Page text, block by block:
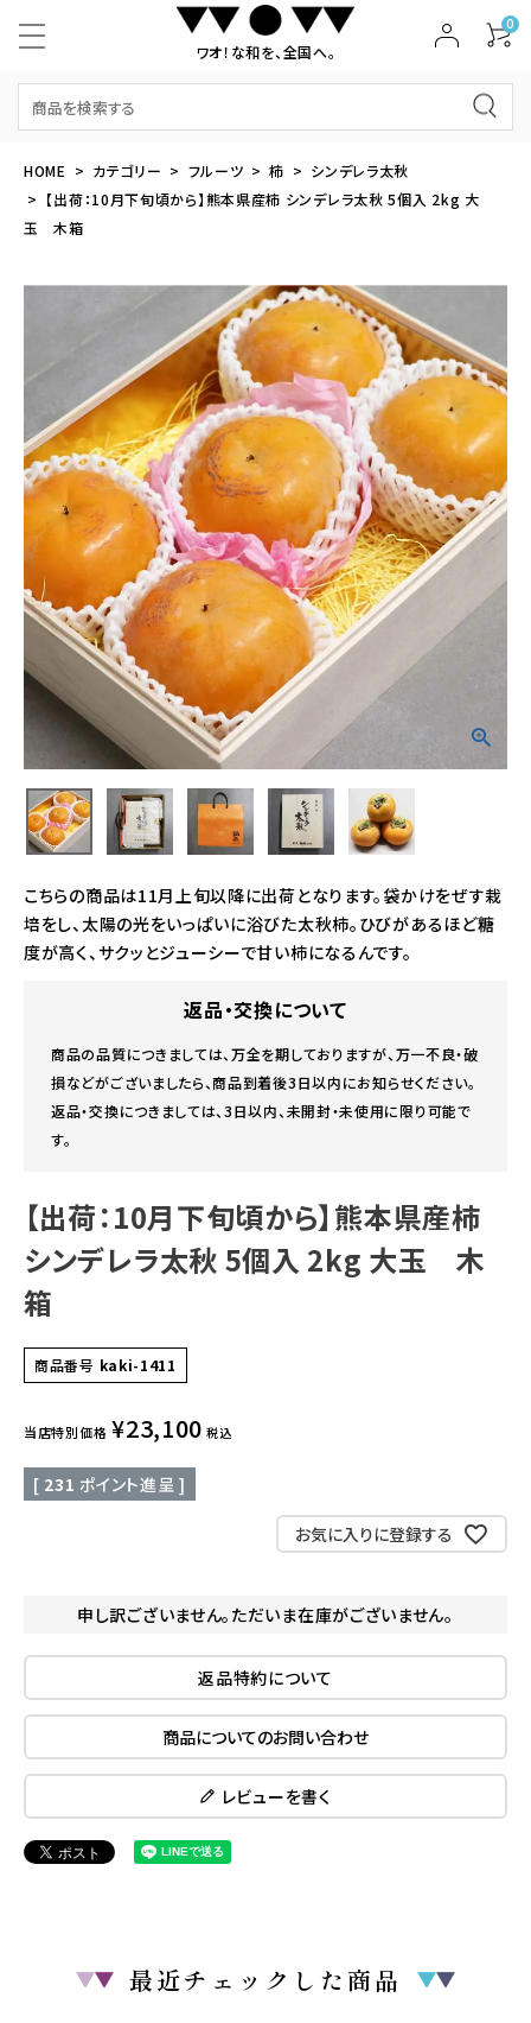
ワオ！な和を、全国へ。
0
HOME カテゴリー フルーツ 柿
シンデレラ太秋
【出荷：10月下旬頃から】熊本県産柿 シンデレラ太秋 5個入 2kg 大
玉 木箱
こちらの商品は11月上旬以降に出荷となります。袋かけをぜす栽
培をし、太陽の光をいっぱいに浴びた太秋柿。ひびがあるほど糖
度が高く、サクッとジューシーで甘い柿になるんです。
返品・交換について
商品の品質につきましては、万全を期しておりますが、万一不良・破
損などがございましたら、商品到着後3日以内にお知らせください。
返品・交換につきましては、3日以内、未開封・未使用に限り可能で
す。
【出荷：10月下旬頃から】熊本県産柿
シンデレラ太秋 5個入 2kg 大玉 木
箱
商品番号 kaki-1411
当店特別価格 ¥23,100 税込
[ 231 ポイント進呈 ]
お気に入りに登録する
申し訳ございません。ただいま在庫がございません。
返品特約について
商品についてのお問い合わせ
レビューを書く
最近チェックした商品